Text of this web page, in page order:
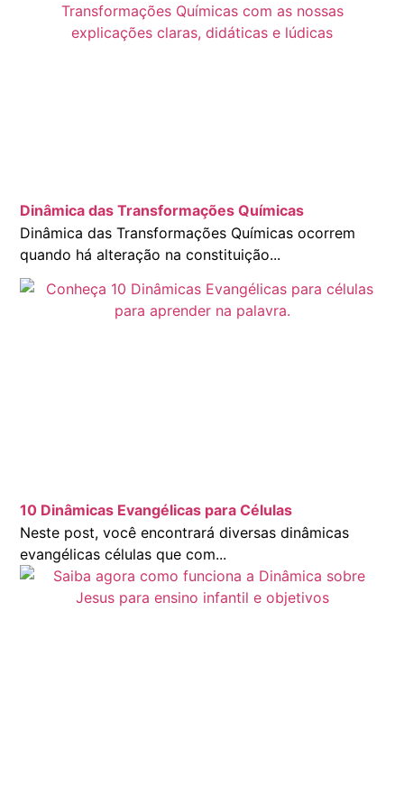
Dinâmica das Transformações Químicas
Dinâmica das Transformações Químicas ocorrem
quando há alteração na constituição...
10 Dinâmicas Evangélicas para Células
Neste post, você encontrará diversas dinâmicas
evangélicas células que com...